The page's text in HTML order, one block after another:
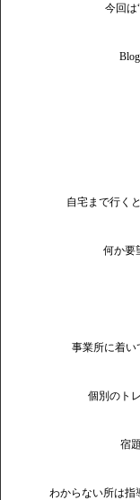
今回は
自宅まで行く
何か要
事業所に着い
個別のト
宿
わからない所は指